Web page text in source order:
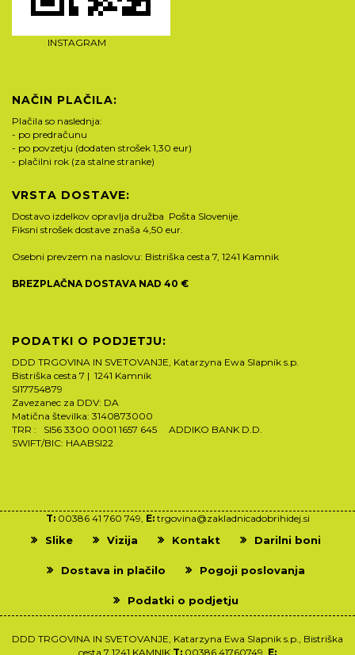
INSTAGRAM
NAČIN PLAČILA:
Plačila so naslednja:
- po predračunu
- po povzetju (dodaten strošek 1,30 eur)
- plačilni rok (za stalne stranke)
VRSTA DOSTAVE:
Dostavo izdelkov opravlja družba Pošta Slovenije.
Fiksni strošek dostave znaša 4,50 eur.
Osebni prevzem na naslovu: Bistriška cesta 7, 1241 Kamnik
BREZPLAČNA DOSTAVA NAD 40 €
PODATKI O PODJETJU:
DDD TRGOVINA IN SVETOVANJE, Katarzyna Ewa Slapnik s.p.
Bistriška cesta 7 | 1241 Kamnik
SI17754879
Zavezanec za DDV: DA
Matična številka: 3140873000
TRR : SI56 3300 0001 1657 645 ADDIKO BANK D.D.
SWIFT/BIC: HAABSI22
T:00386 41 760 749, E: trgovina@zakladnicadobrihidej.si
Slike Vizija Kontakt Darilni boni
Dostava in plačilo Pogoji poslovanja
Podatki o podjetju
DDD TRGOVINA IN SVETOVANJE, Katarzyna Ewa Slapnik s.p., Bistriška
cesta 7 1241 KAMNIK T: 00386 41760749, E: